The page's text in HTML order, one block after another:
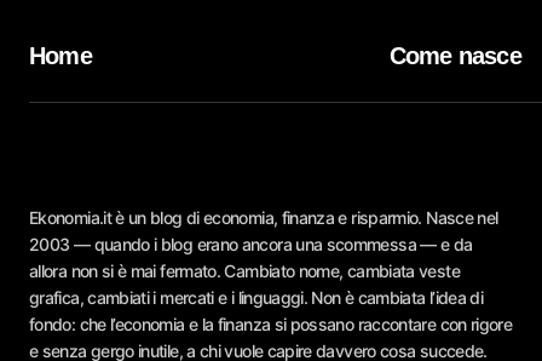
Ekonomia.it è un blog di economia, finanza e risparmio. Nasce nel
2003 — quando i blog erano ancora una scommessa — e da
allora non si è mai fermato. Cambiato nome, cambiata veste
grafica, cambiati i mercati e i linguaggi. Non è cambiata l’idea di
fondo: che l’economia e la finanza si possano raccontare con rigore
e senza gergo inutile, a chi vuole capire davvero cosa succede.
Home Come nasce